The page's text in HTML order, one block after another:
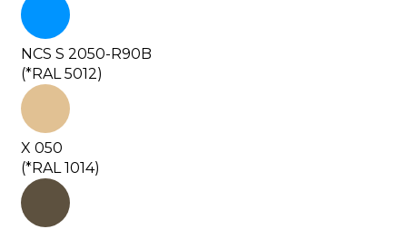
NCS S 2050-R90B
(*RAL 5012)
X 050
(*RAL 1014)